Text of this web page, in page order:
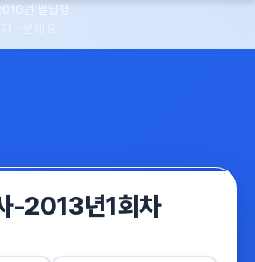
년 필답형
-2013년1회차